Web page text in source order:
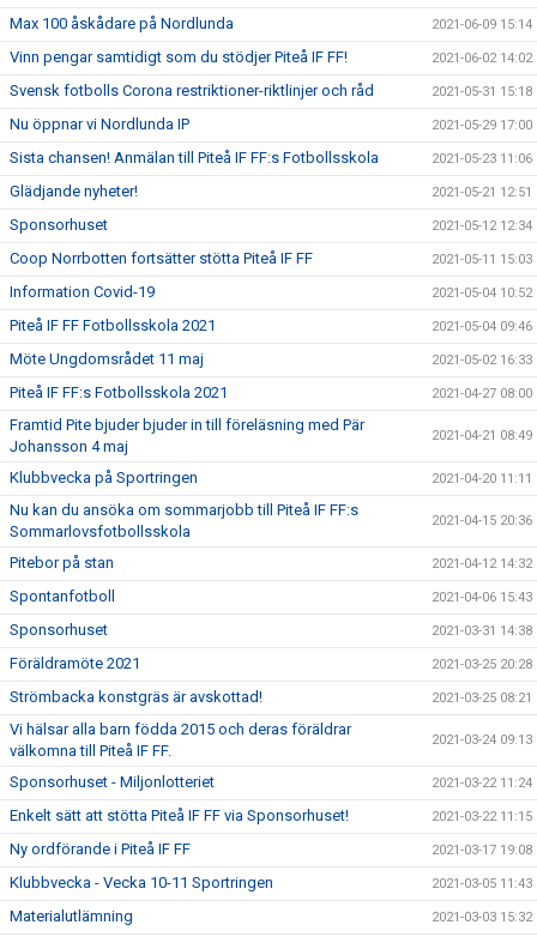
Max 100 åskådare på Nordlunda 2021-06-09 15:14
Vinn pengar samtidigt som du stödjer Piteå IF FF! 2021-06-02 14:02
Svensk fotbolls Corona restriktioner-riktlinjer och råd 2021-05-31 15:18
Nu öppnar vi Nordlunda IP 2021-05-29 17:00
Sista chansen! Anmälan till Piteå IF FF:s Fotbollsskola 2021-05-23 11:06
Glädjande nyheter! 2021-05-21 12:51
Sponsorhuset 2021-05-12 12:34
Coop Norrbotten fortsätter stötta Piteå IF FF 2021-05-11 15:03
Information Covid-19 2021-05-04 10:52
Piteå IF FF Fotbollsskola 2021 2021-05-04 09:46
Möte Ungdomsrådet 11 maj 2021-05-02 16:33
Piteå IF FF:s Fotbollsskola 2021 2021-04-27 08:00
Framtid Pite bjuder bjuder in till föreläsning med Pär
Johansson 4 maj
2021-04-21 08:49
Klubbvecka på Sportringen 2021-04-20 11:11
Nu kan du ansöka om sommarjobb till Piteå IF FF:s
Sommarlovsfotbollsskola
2021-04-15 20:36
Pitebor på stan 2021-04-12 14:32
Spontanfotboll 2021-04-06 15:43
Sponsorhuset 2021-03-31 14:38
Föräldramöte 2021 2021-03-25 20:28
Strömbacka konstgräs är avskottad! 2021-03-25 08:21
Vi hälsar alla barn födda 2015 och deras föräldrar
välkomna till Piteå IF FF.
2021-03-24 09:13
Sponsorhuset - Miljonlotteriet 2021-03-22 11:24
Enkelt sätt att stötta Piteå IF FF via Sponsorhuset! 2021-03-22 11:15
Ny ordförande i Piteå IF FF 2021-03-17 19:08
Klubbvecka - Vecka 10-11 Sportringen 2021-03-05 11:43
Materialutlämning 2021-03-03 15:32